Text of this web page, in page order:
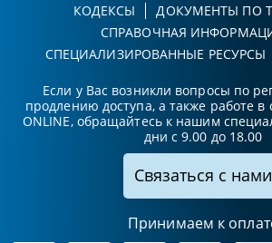
КОДЕКСЫ
ДОКУМЕНТЫ ПО
СПРАВОЧНАЯ
СПЕЦИАЛИЗИРОВАННЫЕ РЕСУРСЫ
Если у Вас возникли вопросы по
продлению доступа, а также работе
ONLINE, обращайтесь к нашим
дни с 9.00 до 18.00
Связаться с нами
Принимаем к